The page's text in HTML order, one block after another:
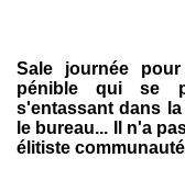
Sale journée
pénible qui se
s'entassant dans
le bureau... Il n'a
élitiste